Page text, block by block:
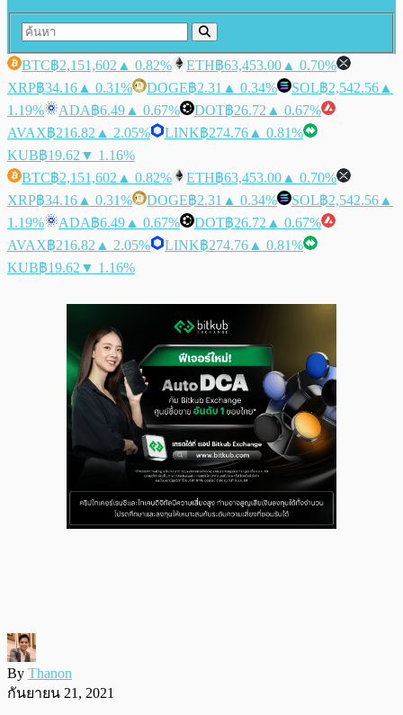
BTC฿2,151,602 ▲ 0.82% ETH฿63,453.00 ▲ 0.70%
XRP฿34.16 ▲ 0.31% DOGE฿2.31 ▲ 0.34% SOL฿2,542.56 ▲
1.19%
ADA฿6.49 ▲ 0.67% DOT฿26.72 ▲ 0.67%
AVAX฿216.82 ▲ 2.05% LINK฿274.76 ▲ 0.81%
KUB฿19.62 ▼ 1.16%
BTC฿2,151,602 ▲ 0.82% ETH฿63,453.00 ▲ 0.70%
XRP฿34.16 ▲ 0.31% DOGE฿2.31 ▲ 0.34% SOL฿2,542.56 ▲
1.19%
ADA฿6.49 ▲ 0.67% DOT฿26.72 ▲ 0.67%
AVAX฿216.82 ▲ 2.05% LINK฿274.76 ▲ 0.81%
KUB฿19.62 ▼ 1.16%
By Thanon
กันยายน 21, 2021